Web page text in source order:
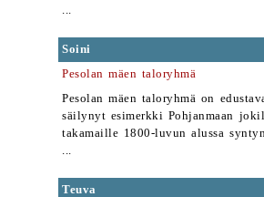
...
Soini
Pesolan mäen taloryhmä
Pesolan mäen taloryhmä on
säilynyt esimerkki Pohjanmaan
takamaille 1800-luvun alussa
...
Teuva